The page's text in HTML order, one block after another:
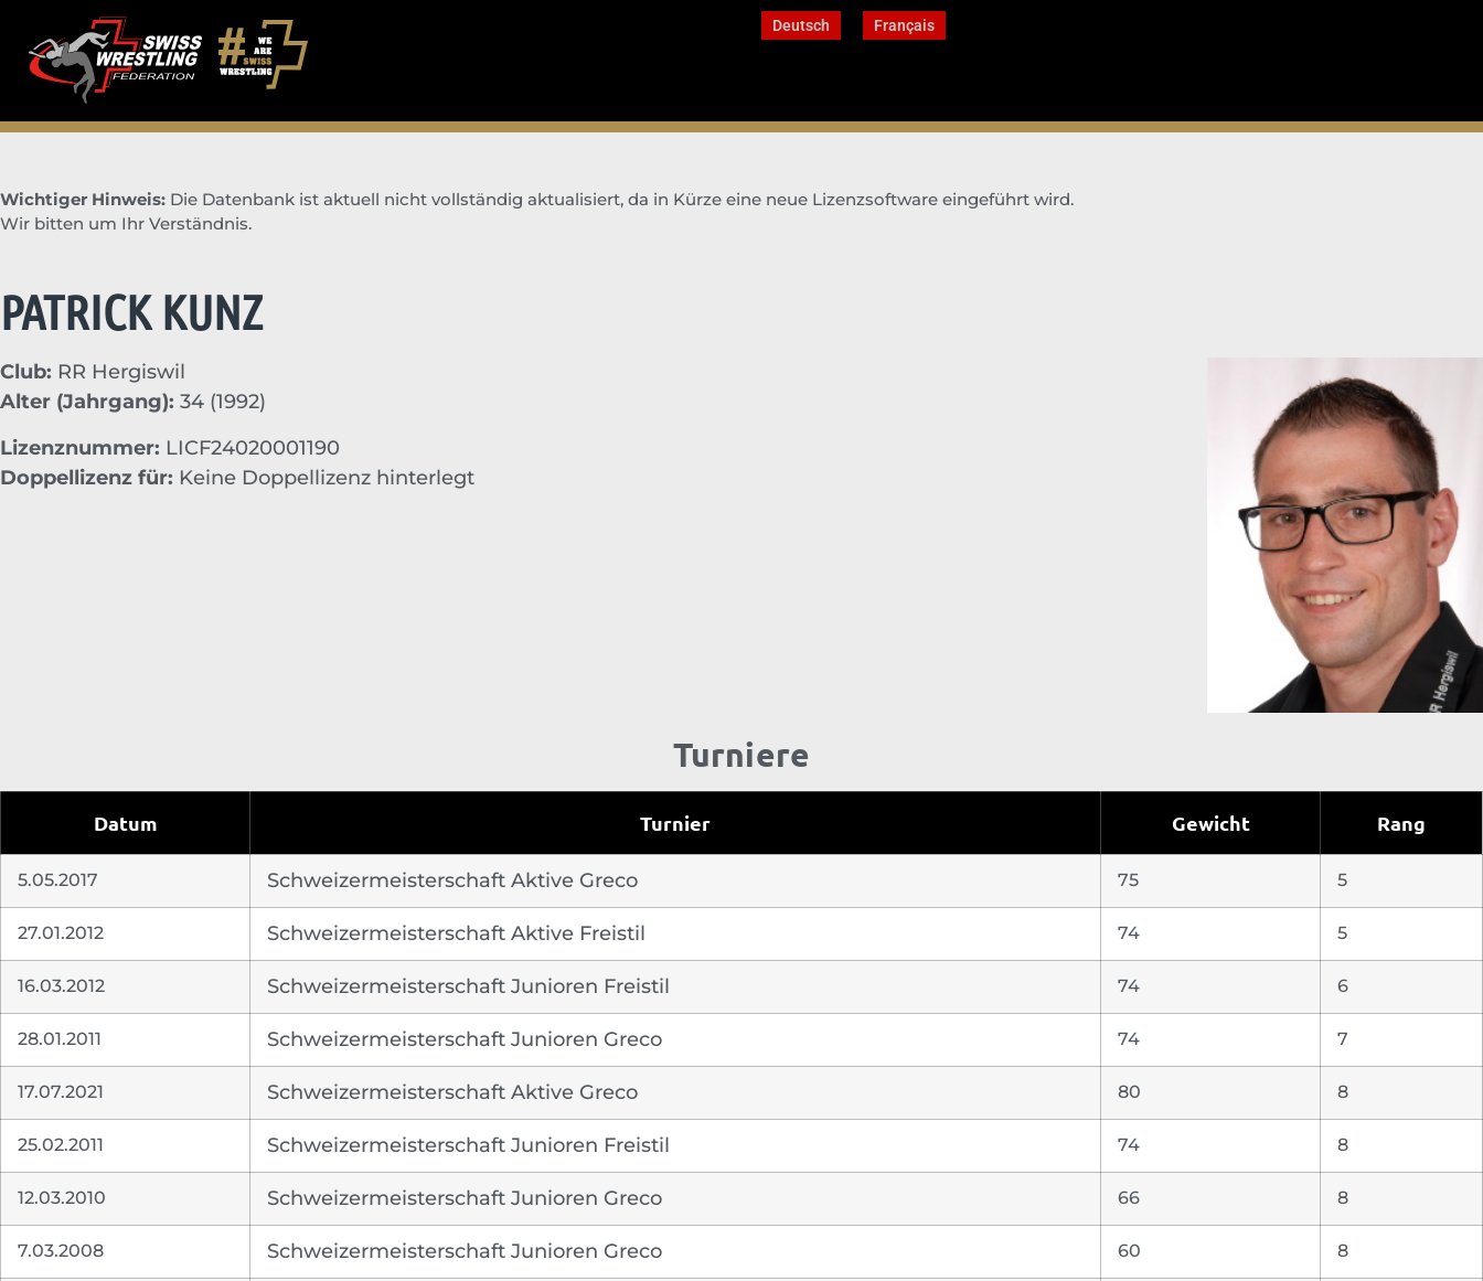
Deutsch Français
Wichtiger Hinweis: Die Datenbank ist aktuell nicht vollständig aktualisiert, da in Kürze eine neue Lizenzsoftware eingeführt wird.
Wir bitten um Ihr Verständnis.
PATRICK KUNZ
Club: RR Hergiswil
Alter (Jahrgang): 34 (1992)
Lizenznummer: LICF24020001190
Doppellizenz für: Keine Doppellizenz hinterlegt
Turniere
Datum Turnier Gewicht Rang
5.05.2017 Schweizermeisterschaft Aktive Greco 75 5
27.01.2012 Schweizermeisterschaft Aktive Freistil 74 5
16.03.2012 Schweizermeisterschaft Junioren Freistil 74 6
28.01.2011 Schweizermeisterschaft Junioren Greco 74 7
17.07.2021 Schweizermeisterschaft Aktive Greco 80 8
25.02.2011 Schweizermeisterschaft Junioren Freistil 74 8
12.03.2010 Schweizermeisterschaft Junioren Greco 66 8
7.03.2008 Schweizermeisterschaft Junioren Greco 60 8